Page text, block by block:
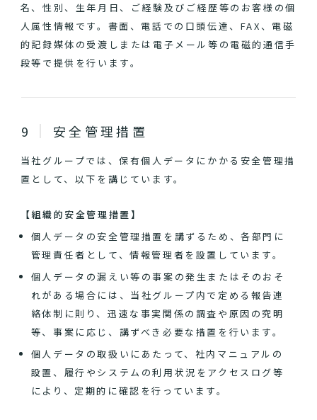
名、性別、生年月日、ご経験及びご経歴等のお客様の個
人属性情報です。書面、電話での口頭伝達、FAX、電磁
的記録媒体の受渡しまたは電子メール等の電磁的通信手
段等で提供を行います。
安全管理措置
当社グループでは、保有個人データにかかる安全管理措
置として、以下を講じています。
【組織的安全管理措置】
個人データの安全管理措置を講ずるため、各部門に
管理責任者として、情報管理者を設置しています。
個人データの漏えい等の事案の発生またはそのおそ
れがある場合には、当社グループ内で定める報告連
絡体制に則り、迅速な事実関係の調査や原因の究明
等、事案に応じ、講ずべき必要な措置を行います。
個人データの取扱いにあたって、社内マニュアルの
設置、履行やシステムの利用状況をアクセスログ等
により、定期的に確認を行っています。